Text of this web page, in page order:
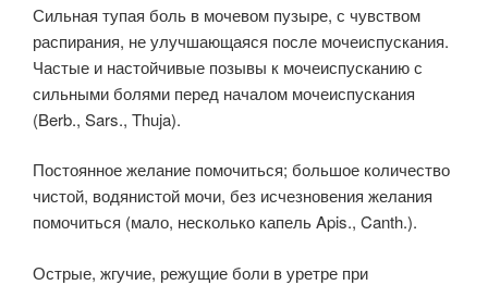
Сильная тупая боль в мочевом пузыре, с чувством
распирания, не улучшающаяся после мочеиспускания.
Частые и настойчивые позывы к мочеиспусканию с
сильными болями перед началом мочеиспускания
(Berb., Sars., Thuja).
Постоянное желание помочиться; большое количество
чистой, водянистой мочи, без исчезновения желания
помочиться (мало, несколько капель Apis., Canth.).
Острые, жгучие, режущие боли в уретре при